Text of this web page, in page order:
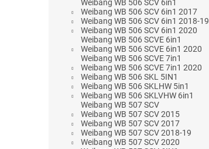
Weibang WB 506 SCV 6in1
Weibang WB 506 SCV 6in1 2017
Weibang WB 506 SCV 6in1 2018-19
Weibang WB 506 SCV 6in1 2020
Weibang WB 506 SCVE 6in1
Weibang WB 506 SCVE 6in1 2020
Weibang WB 506 SCVE 7in1
Weibang WB 506 SCVE 7in1 2020
Weibang WB 506 SKL 5IN1
Weibang WB 506 SKLHW 5in1
Weibang WB 506 SKLVHW 6in1
Weibang WB 507 SCV
Weibang WB 507 SCV 2015
Weibang WB 507 SCV 2017
Weibang WB 507 SCV 2018-19
Weibang WB 507 SCV 2020